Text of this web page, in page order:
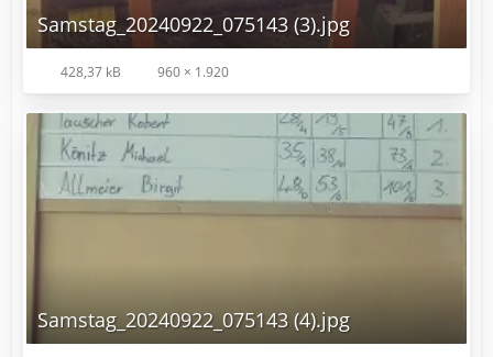
Samstag_20240922_075143 (3).jpg
428,37 kB 960 × 1.920
Samstag_20240922_075143 (4).jpg